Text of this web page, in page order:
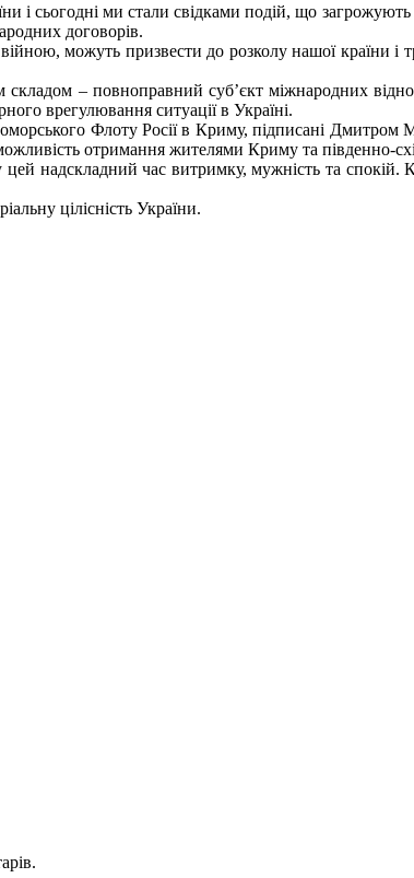
і сьогодні ми стали свідками подій, що загрожують
договорів.
можуть призвести до розколу нашої країни і
складом – повноправний суб’єкт міжнародних
врегулювання ситуації в Україні.
Флоту Росії в Криму, підписані
отримання жителями Криму та південно-
надскладний час витримку, мужність та спокій.
цілісність України.